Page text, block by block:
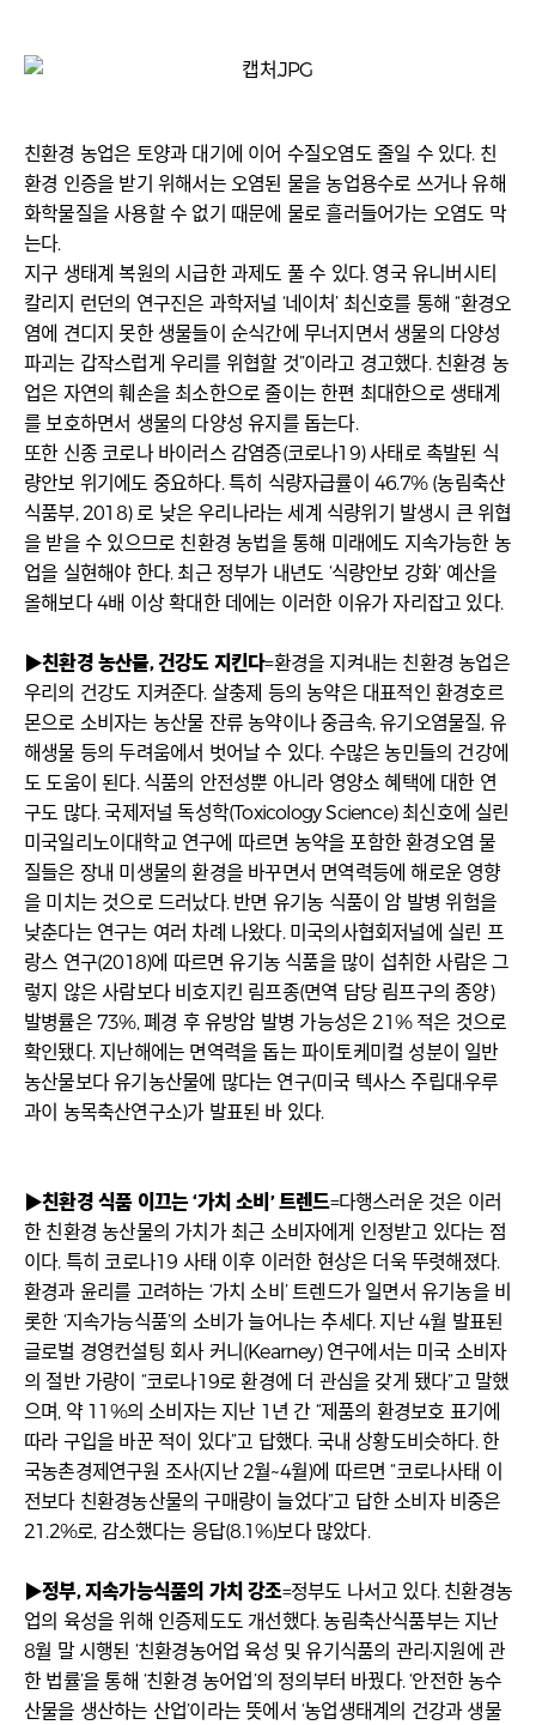
친환경 농업은 토양과 대기에 이어 수질오염도 줄일 수 있다. 친
환경 인증을 받기 위해서는 오염된 물을 농업용수로 쓰거나 유해
화학물질을 사용할 수 없기 때문에 물로 흘러들어가는 오염도 막
는다.
지구 생태계 복원의 시급한 과제도 풀 수 있다. 영국 유니버시티
칼리지 런던의 연구진은 과학저널 ‘네이처’ 최신호를 통해 “환경오
염에 견디지 못한 생물들이 순식간에 무너지면서 생물의 다양성
파괴는 갑작스럽게 우리를 위협할 것”이라고 경고했다. 친환경 농
업은 자연의 훼손을 최소한으로 줄이는 한편 최대한으로 생태계
를 보호하면서 생물의 다양성 유지를 돕는다.
또한 신종 코로나 바이러스 감염증(코로나19) 사태로 촉발된 식
량안보 위기에도 중요하다. 특히 식량자급률이 46.7% (농림축산
식품부, 2018) 로 낮은 우리나라는 세계 식량위기 발생시 큰 위협
을 받을 수 있으므로 친환경 농법을 통해 미래에도 지속가능한 농
업을 실현해야 한다. 최근 정부가 내년도 ‘식량안보 강화’ 예산을
올해보다 4배 이상 확대한 데에는 이러한 이유가 자리잡고 있다.
▶친환경 농산물, 건강도 지킨다=환경을 지켜내는 친환경 농업은
우리의 건강도 지켜준다. 살충제 등의 농약은 대표적인 환경호르
몬으로 소비자는 농산물 잔류 농약이나 중금속, 유기오염물질, 유
해생물 등의 두려움에서 벗어날 수 있다. 수많은 농민들의 건강에
도 도움이 된다. 식품의 안전성뿐 아니라 영양소 혜택에 대한 연
구도 많다. 국제저널 독성학(Toxicology Science) 최신호에 실린
미국일리노이대학교 연구에 따르면 농약을 포함한 환경오염 물
질들은 장내 미생물의 환경을 바꾸면서 면역력등에 해로운 영향
을 미치는 것으로 드러났다. 반면 유기농 식품이 암 발병 위험을
낮춘다는 연구는 여러 차례 나왔다. 미국의사협회저널에 실린 프
랑스 연구(2018)에 따르면 유기농 식품을 많이 섭취한 사람은 그
렇지 않은 사람보다 비호지킨 림프종(면역 담당 림프구의 종양)
발병률은 73%, 폐경 후 유방암 발병 가능성은 21% 적은 것으로
확인됐다. 지난해에는 면역력을 돕는 파이토케미컬 성분이 일반
농산물보다 유기농산물에 많다는 연구(미국 텍사스 주립대·우루
과이 농목축산연구소)가 발표된 바 있다.
▶친환경 식품 이끄는 ‘가치 소비’ 트렌드=다행스러운 것은 이러
한 친환경 농산물의 가치가 최근 소비자에게 인정받고 있다는 점
이다. 특히 코로나19 사태 이후 이러한 현상은 더욱 뚜렷해졌다.
환경과 윤리를 고려하는 ‘가치 소비’ 트렌드가 일면서 유기농을 비
롯한 ‘지속가능식품’의 소비가 늘어나는 추세다. 지난 4월 발표된
글로벌 경영컨설팅 회사 커니(Kearney) 연구에서는 미국 소비자
의 절반 가량이 “코로나19로 환경에 더 관심을 갖게 됐다”고 말했
으며, 약 11%의 소비자는 지난 1년 간 “제품의 환경보호 표기에
따라 구입을 바꾼 적이 있다”고 답했다. 국내 상황도비슷하다. 한
국농촌경제연구원 조사(지난 2월~4월)에 따르면 “코로나사태 이
전보다 친환경농산물의 구매량이 늘었다”고 답한 소비자 비중은
21.2%로, 감소했다는 응답(8.1%)보다 많았다.
▶정부, 지속가능식품의 가치 강조=정부도 나서고 있다. 친환경농
업의 육성을 위해 인증제도도 개선했다. 농림축산식품부는 지난
8월 말 시행된 ‘친환경농어업 육성 및 유기식품의 관리·지원에 관
한 법률’을 통해 ‘친환경 농어업’의 정의부터 바꿨다. ‘안전한 농수
산물을 생산하는 산업’이라는 뜻에서 ‘농업생태계의 건강과 생물